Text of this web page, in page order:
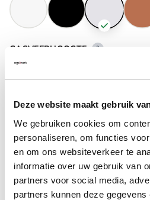
Deze website maakt gebruik
We gebruiken cookies om
personaliseren, om functies
en om ons websiteverkeer te
informatie over uw gebruik van
partners voor social media,
partners kunnen deze
GASVEERHOOGTE ?
VLOERCONTACT ?
VOETENRING